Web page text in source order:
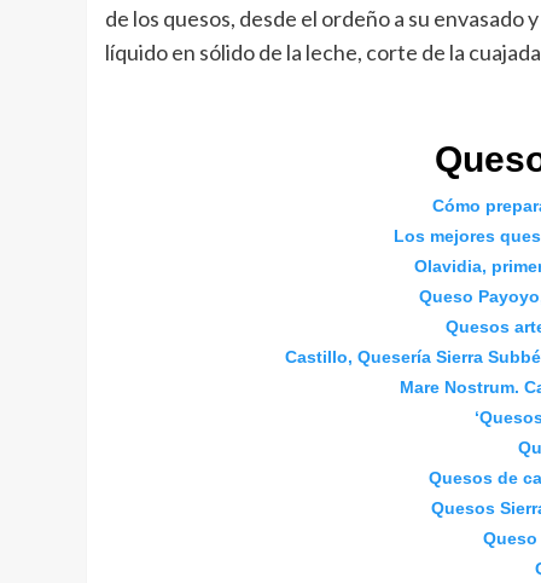
de los quesos, desde el ordeño a su
líquido en sólido de la leche, corte de la
Cómo
Los mejores
Olavidia,
Queso
Quesos
Castillo, Quesería Sierra
Mare Nostrum.
Quesos de
Quesos